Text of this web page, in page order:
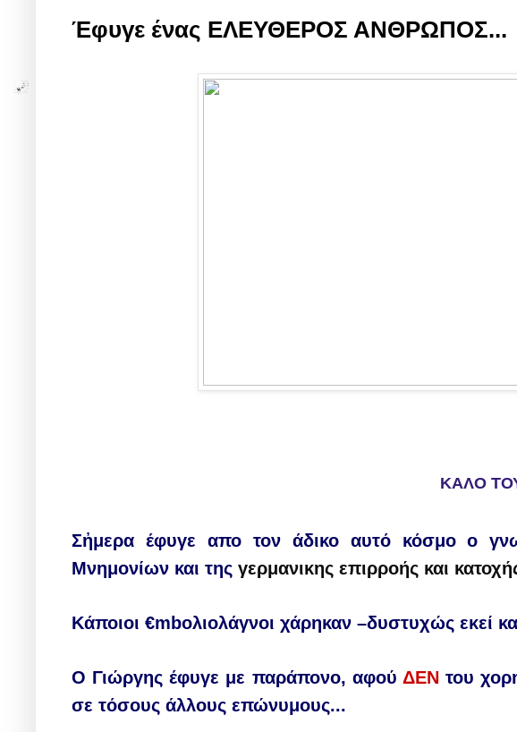
Έφυγε ένας ΕΛΕΥΘΕΡΟΣ ΑΝΘΡΩΠΟΣ...
ΚΑΛΟ
Σἠμερα έφυγε απο τον άδικο αυτό κόσμοο
Μνημονίων και της γερμανικης επιρροής και
Κάποιοι €mbολιολάγνοι χάρηκαν –δυστυχώς εκεί
Ο Γιώργης έφυγε με παράπονο, αφού ΔΕΝτου
σε τόσους άλλους επώνυμους...